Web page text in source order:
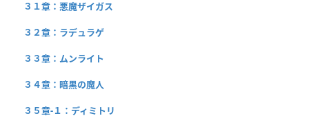
３１章：悪魔ザイガス
３２章：ラデュラゲ
３３章：ムンライト
３４章：暗黒の魔人
３５章-１：ディミトリ